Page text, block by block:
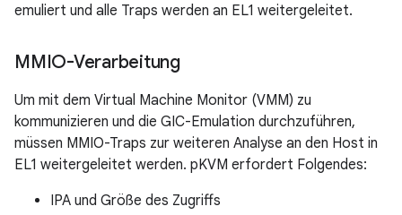
emuliert und alle Traps werden an EL1 weitergeleitet.
MMIO-Verarbeitung
Um mit dem Virtual Machine Monitor (VMM) zu
kommunizieren und die GIC-Emulation durchzuführen,
müssen MMIO-Traps zur weiteren Analyse an den Host in
EL1 weitergeleitet werden. pKVM erfordert Folgendes:
IPA und Größe des Zugriffs